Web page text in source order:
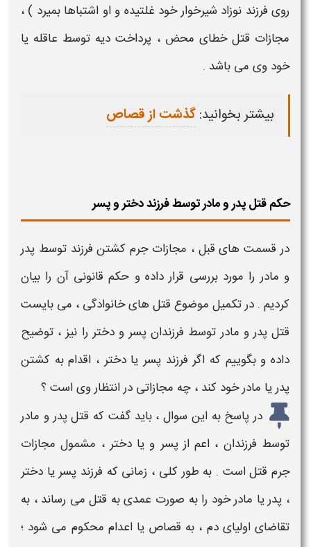
روی فرزند نوزاد شیرخوار خود غلتیده و او اشتباها بمیرد ) ،
مجازات قتلخطای محض ، پرداخت دیه توسط عاقله یا
خود وی می باشد .
بیشتر بخوانید:گذشت از قصاص
حکم قتل پدر و مادر توسط فرزند دختر و پسر
در قسمت های قبل ، مجازات جرم کشتن فرزند توسط پدر
و مادر را مورد بررسی قرار داده و حکم قانونی آن را بیان
کردیم . در تکمیل موضوع قتل های خانوادگی ، می بایست
قتل پدر و مادر توسط فرزندان پسر و دختر را نیز ، توضیح
داده و بگوییم که اگر فرزند پسر یا دختر ، اقدام به کشتن
پدر یا مادرخود کند ، چه مجازاتی در انتظار وی است ؟
در پاسخ به این سوال ، باید گفت که قتل پدر و مادر
توسط فرزندان ، اعم از پسر و یا دختر ، مشمول مجازات
جرم قتلاست . به طور کلی ، زمانی که فرزند پسر یا دختر
، پدر یا مادر خود را به صورت عمدی به قتل می رساند ، به
تقاضای اولیای دم ، به قصاص یا اعدام محکوم می شود ؛